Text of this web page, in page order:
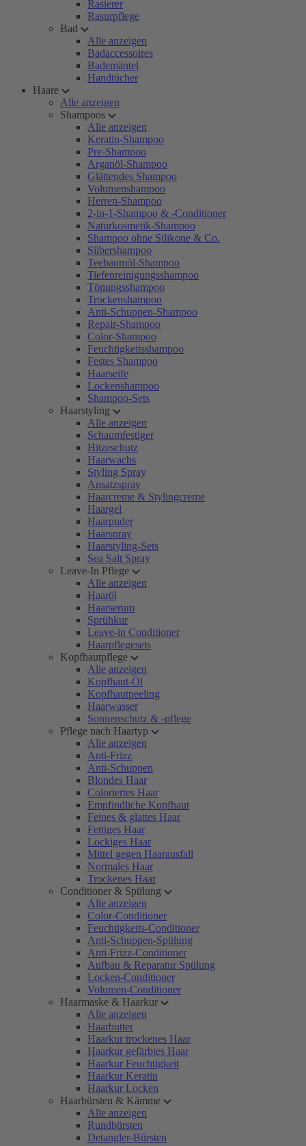
Rasierer
Rasurpflege
Bad
Alle anzeigen
Badaccessoires
Bademäntel
Handtücher
Haare
Alle anzeigen
Shampoos
Alle anzeigen
Keratin-Shampoo
Pre-Shampoo
Arganöl-Shampoo
Glättendes Shampoo
Volumenshampoo
Herren-Shampoo
2-in-1-Shampoo & -Conditioner
Naturkosmetik-Shampoo
Shampoo ohne Silikone & Co.
Silbershampoo
Teebaumöl-Shampoo
Tiefenreinigungsshampoo
Tönungsshampoo
Trockenshampoo
Anti-Schuppen-Shampoo
Repair-Shampoo
Color-Shampoo
Feuchtigkeitsshampoo
Festes Shampoo
Haarseife
Lockenshampoo
Shampoo-Sets
Haarstyling
Alle anzeigen
Schaumfestiger
Hitzeschutz
Haarwachs
Styling Spray
Ansatzspray
Haarcreme & Stylingcreme
Haargel
Haarpuder
Haarspray
Haarstyling-Sets
Sea Salt Spray
Leave-In Pflege
Alle anzeigen
Haaröl
Haarserum
Sprühkur
Leave-in Conditioner
Haarpflegesets
Kopfhautpflege
Alle anzeigen
Kopfhaut-Öl
Kopfhautpeeling
Haarwasser
Sonnenschutz & -pflege
Pflege nach Haartyp
Alle anzeigen
Anti-Frizz
Anti-Schuppen
Blondes Haar
Coloriertes Haar
Empfindliche Kopfhaut
Feines & glattes Haar
Fettiges Haar
Lockiges Haar
Mittel gegen Haarausfall
Normales Haar
Trockenes Haar
Conditioner & Spülung
Alle anzeigen
Color-Conditioner
Feuchtigkeits-Conditioner
Anti-Schuppen-Spülung
Anti-Frizz-Conditioner
Aufbau & Reparatur Spülung
Locken-Conditioner
Volumen-Conditioner
Haarmaske & Haarkur
Alle anzeigen
Haarbutter
Haarkur trockenes Haar
Haarkur gefärbtes Haar
Haarkur Feuchtigkeit
Haarkur Keratin
Haarkur Locken
Haarbürsten & Kämme
Alle anzeigen
Rundbürsten
Detangler-Bürsten